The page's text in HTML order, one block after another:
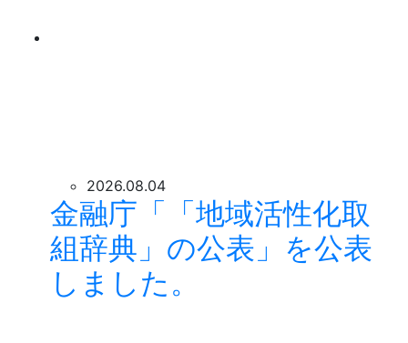
2026.08.04
金融庁「「地域活性化取
組辞典」の公表」を公表
しました。